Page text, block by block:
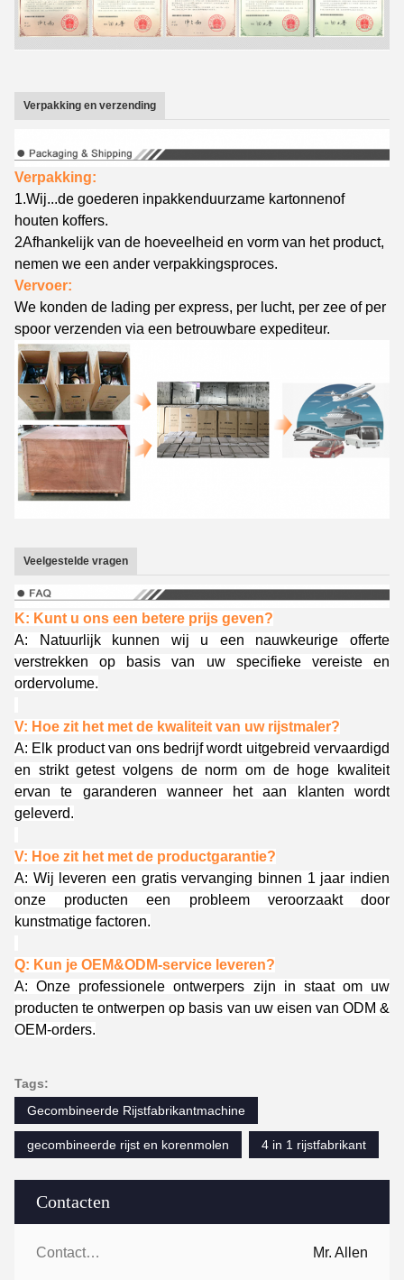
Contacten
Contacten: Mr. Allen
Verpakking en verzending
Verpakking:
1.Wij...de goederen inpakkenduurzame kartonnenof
houten koffers.
2Afhankelijk van de hoeveelheid en vorm van het product,
nemen we een ander verpakkingsproces.
Vervoer:
We konden de lading per express, per lucht, per zee of per
spoor verzenden via een betrouwbare expediteur.
Veelgestelde vragen
K: Kunt u ons een betere prijs geven?
A: Natuurlijk kunnen wij u een nauwkeurige offerte
verstrekken op basis van uw specifieke vereiste en
ordervolume.
V: Hoe zit het met de kwaliteit van uw rijstmaler?
A: Elk product van ons bedrijf wordt uitgebreid vervaardigd
en strikt getest volgens de norm om de hoge kwaliteit
ervan te garanderen wanneer het aan klanten wordt
geleverd.
V: Hoe zit het met de productgarantie?
A: Wij leveren een gratis vervanging binnen 1 jaar indien
onze producten een probleem veroorzaakt door
kunstmatige factoren.
Q: Kun je OEM&ODM-service leveren?
A: Onze professionele ontwerpers zijn in staat om uw
producten te ontwerpen op basis van uw eisen van ODM &
OEM-orders.
Tags:
Gecombineerde Rijstfabrikantmachine
gecombineerde rijst en korenmolen 4 in 1 rijstfabrikant